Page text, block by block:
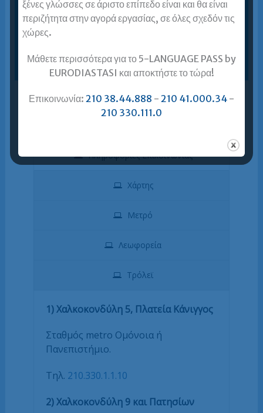
αποκλειστικό κριτήριο το ΔΙΚΟ ΣΑΣ συμφέρον!
Δείτε το χάρτη της περιοχής και τις συγκοινωνίες
Πληροφορίες Επικοινωνίας
Χάρτης
Μετρό
Λεωφορεία
Τρόλεϊ
1) Χαλκοκονδύλη 5, Πλατεία Κάνιγγος
Σταθμός metro Ομόνοια ή
Πανεπιστήμιο.
Τηλ. 210.330.1.1.10
2) Χαλκοκονδύλη 9 και Πατησίων
ξένες γλώσσες σε άριστο επίπεδο είναι και θα είναι
περιζήτητα στην αγορά εργασίας, σε όλες σχεδόν τις
χώρες.
Μάθετε περισσότερα για το 5-LANGUAGE PASS by
EURODIASTASI και αποκτήστε το τώρα!
Επικοινωνία: 210 38.44.888 - 210 41.000.34 -
210 330.111.0